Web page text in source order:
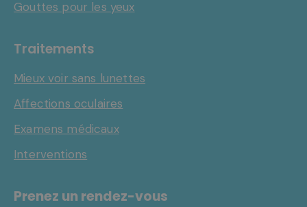
Gouttes pour les yeux
Traitements
Mieux voir sans lunettes
Affections oculaires
Examens médicaux
Interventions
Prenez un rendez-vous